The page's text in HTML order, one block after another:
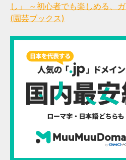
し」 ～初心者でも楽しめる、
(園芸ブックス)